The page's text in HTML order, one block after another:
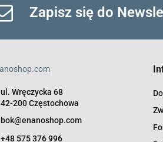
Zapisz się do
ul. Wręczycka 68
42-200 Częstochowa
bok@enanoshop.com
+48 575 376 996